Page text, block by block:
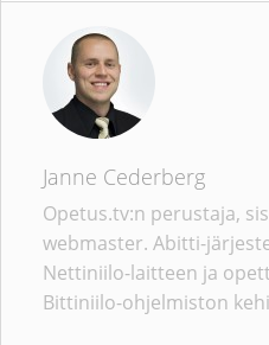
Janne Cederberg
Opetus.tv:n perustaja,
webmaster. Abitti-
Nettiniilo-laitteen ja
Bittiniilo-ohjelmiston